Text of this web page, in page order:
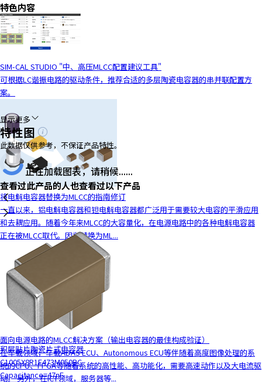
特色内容
SIM-CAL STUDIO "中、高压MLCC配置建议工具"
可根据LC谐振电路的驱动条件，推荐合适的多层陶瓷电容器的串并联配置方
案。
将电解电容器替换为MLCC的指南修订
一直以来，铝电解电容器和钽电解电容器都广泛用于需要较大电容的平滑应用
和去耦应用。随着今年来MLCC的大容量化，在电源电路中的各种电解电容器
正在被MLCC取代。因为替换为ML...
面向电源电路的MLCC解决方案（输出电容器的最佳构成验证）
在车载领域，车载ADAS ECU、Autonomous ECU等伴随着高度图像处理的系
统的CPU、FPGA等随着系统的高性能、高功能化，需要高速动作以及大电流驱
动。 另外，在ICT领域，服务器等...
显示更多
特性图
此数据仅供参考，不保证产品特性。
正在加载图表，请稍候......
查看过此产品的人也查看过以下产品
积层贴片陶瓷片式电容器
C1005X8R1E473M050BC
Capacitance=47nF